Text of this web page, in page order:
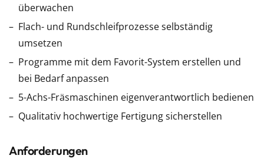
überwachen
Flach- und Rundschleifprozesse selbständig
umsetzen
Programme mit dem Favorit-System erstellen und
bei Bedarf anpassen
5-Achs-Fräsmaschinen eigenverantwortlich bedienen
Qualitativ hochwertige Fertigung sicherstellen
Anforderungen